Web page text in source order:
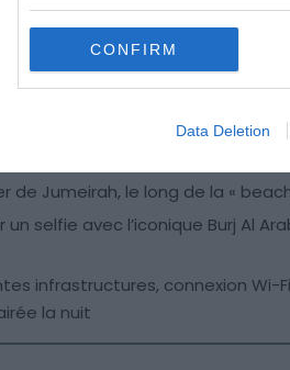
CONFIRM
Data Deletion
de Jumeirah, le long de la «
un selfie avec l’iconique Burj Al
infrastructures, connexion Wi-
la nuit